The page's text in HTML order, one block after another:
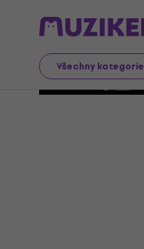
Všechny kategorie